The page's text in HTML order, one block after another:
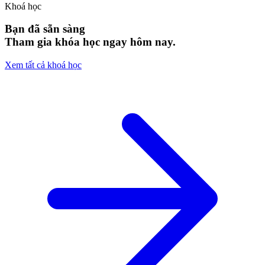
Khoá học
Bạn đã sẵn sàng
Tham gia khóa học ngay hôm nay.
Xem tất cả khoá học